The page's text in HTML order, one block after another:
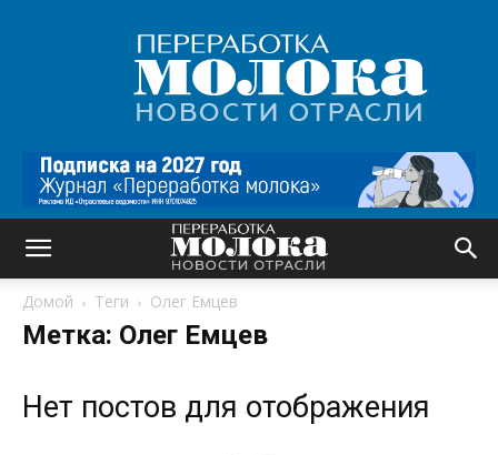
Переработка
молока
|
Новости
Домой Теги Олег Емцев
Метка: Олег Емцев
Нет постов для отображения